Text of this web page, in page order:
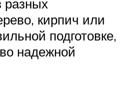
разных
кирпич или
подготовке,
надежной